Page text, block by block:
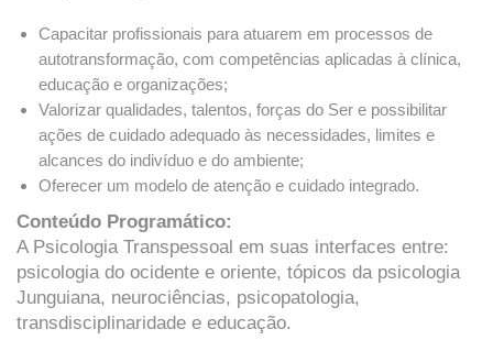
Capacitar profissionais para atuarem em processos de
autotransformação, com competências aplicadas à clínica,
educação e organizações;
Valorizar qualidades, talentos, forças do Ser e possibilitar
ações de cuidado adequado às necessidades, limites e
alcances do indivíduo e do ambiente;
Oferecer um modelo de atenção e cuidado integrado.
Conteúdo Programático:
A Psicologia Transpessoal em suas interfaces entre:
psicologia do ocidente e oriente, tópicos da psicologia
Junguiana, neurociências, psicopatologia,
transdisciplinaridade e educação.